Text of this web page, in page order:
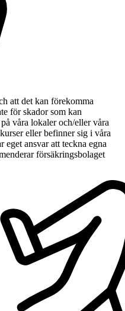
att det kan förekomma
för skador som kan
våra lokaler och/eller våra
eller befinner sig i våra
eget ansvar att teckna egna
försäkringsbolaget